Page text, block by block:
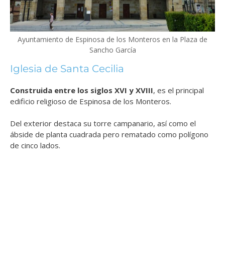
Ayuntamiento de Espinosa de los Monteros en la Plaza de
Sancho García
Iglesia de Santa Cecilia
Construida entre los siglos XVI y XVIII, es el principal
edificio religioso de Espinosa de los Monteros.
Del exterior destaca su torre campanario, así como el
ábside de planta cuadrada pero rematado como polígono
de cinco lados.